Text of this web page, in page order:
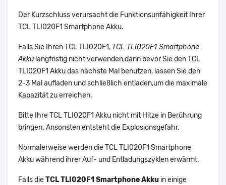
Der Kurzschluss verursacht die Funktionsunfähigkeit Ihrer
TCL TLI020F1 Smartphone Akku.
Falls Sie Ihren TCL TLI020F1, TCL TLI020F1 Smartphone
Akku langfristig nicht verwenden,dann bevor Sie den TCL
TLI020F1 Akku das nächste Mal benutzen, lassen Sie den
2-3 Mal aufladen und schließlich entladen,um die maximale
Kapazität zu erreichen.
Bitte Ihre TCL TLI020F1 Akku nicht mit Hitze in Berührung
bringen. Ansonsten entsteht die Explosionsgefahr.
Normalerweise werden die TCL TLI020F1 Smartphone
Akku während ihrer Auf- und Entladungszyklen erwärmt.
Falls dieTCL TLI020F1 Smartphone Akku in einige